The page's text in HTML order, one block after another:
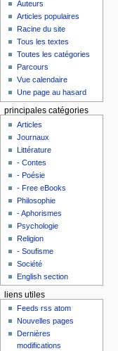
Auteurs
Articles populaires
Racine du site
Tous les textes
Toutes les catégories
Parcours
Vue calendaire
Une page au hasard
principales catégories
Articles
Journaux
Littérature
- Contes
- Poésie
- Free eBooks
Philosophie
- Aphorismes
Psychologie
Religion
- Soufisme
Société
English section
liens utiles
Feeds rss atom
Nouvelles pages
Dernières
modifications